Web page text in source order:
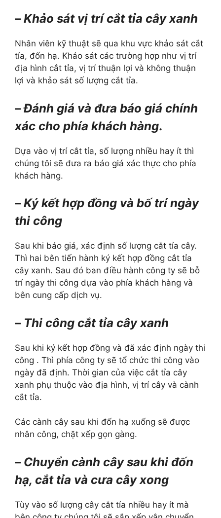
– Khảo sát vị trí cắt tỉa cây xanh
Nhân viên kỹ thuật sẽ qua khu vực khảo sát cắt
tỉa, đốn hạ. Khảo sát các trường hợp như vị trí
địa hình cắt tỉa, vị trí thuận lợi và không thuận
lợi và khảo sát số lượng cắt tỉa.
–Đánh giá và đưa báo giá chính
xác cho phía khách hàng.
Dựa vào vị trí cắt tỉa, số lượng nhiều hay ít thì
chúng tôi sẽ đưa ra báo giá xác thực cho phía
khách hàng.
– Ký kết hợp đồng và bố trí ngày
thi công
Sau khi báo giá, xác định số lượng cắt tỉa cây.
Thì hai bên tiến hành ký kết hợp đồng cắt tỉa
cây xanh. Sau đó ban điều hành công ty sẽ bỗ
trí ngày thi công dựa vào phía khách hàng và
bên cung cấp dịch vụ.
– Thi công cắt tỉa cây xanh
Sau khi ký kết hợp đồng và đã xác định ngày thi
công . Thì phía công ty sẽ tổ chức thi công vào
ngày đã định. Thời gian của việc cắt tỉa cây
xanh phụ thuộc vào địa hình, vị trí cây và cành
cắt tỉa.
Các cành cây sau khi đốn hạ xuống sẽ được
nhân công, chặt xếp gọn gàng.
– Chuyển cành cây sau khi đốn
hạ, cắt tỉa và cưa cây xong
Tùy vào số lượng cây cắt tỉa nhiều hay ít mà